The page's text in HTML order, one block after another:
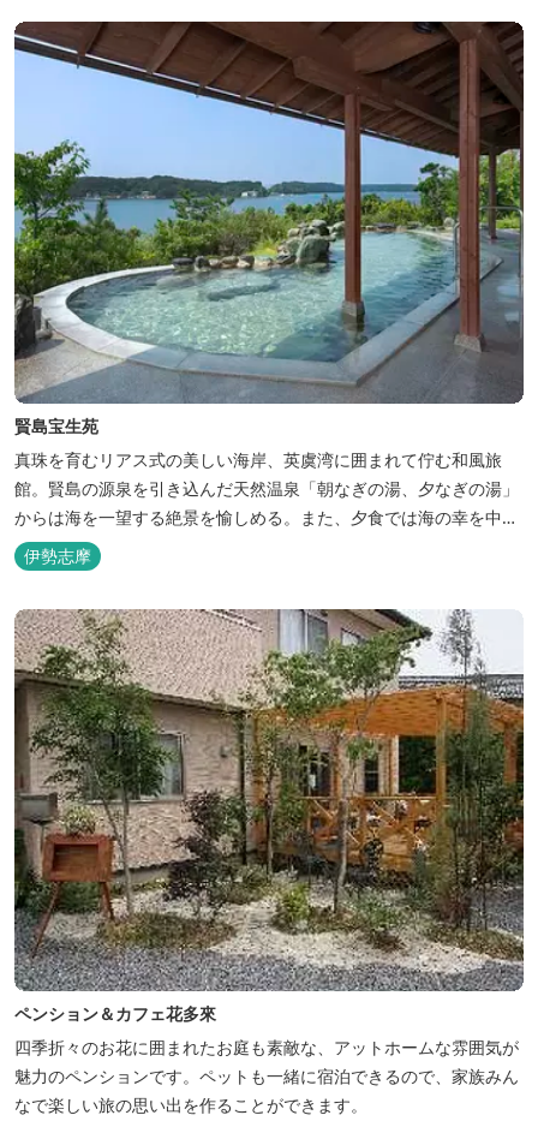
房にてモザイクタイル...
賢島宝生苑
真珠を育むリアス式の美しい海岸、英虞湾に囲まれて佇む和風旅
館。賢島の源泉を引き込んだ天然温泉「朝なぎの湯、夕なぎの湯」
からは海を一望する絶景を愉しめる。また、夕食では海の幸を中心
とした和会席でおもてなしいたします。
伊勢志摩
ペンション＆カフェ花多來
四季折々のお花に囲まれたお庭も素敵な、アットホームな雰囲気が
魅力のペンションです。ペットも一緒に宿泊できるので、家族みん
なで楽しい旅の思い出を作ることができます。